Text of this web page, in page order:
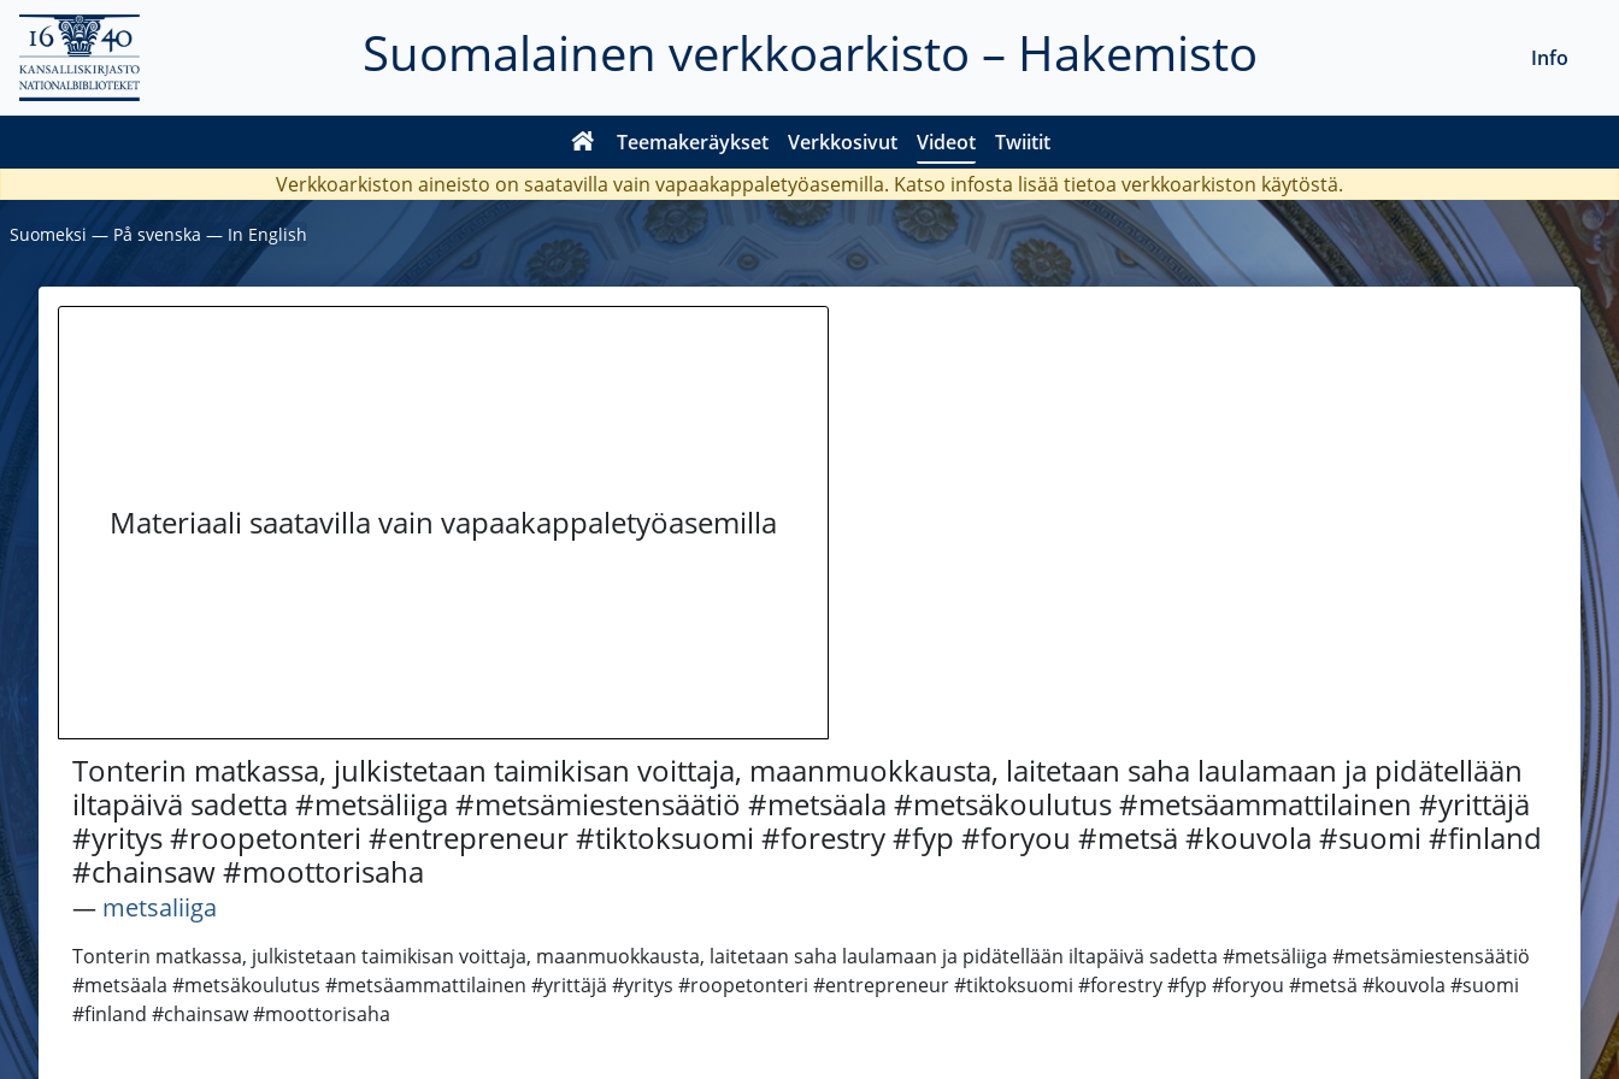
Suomalainen verkkoarkisto – Hakemisto
Teemakeräykset Verkkosivut Videot Twiitit
Info
Verkkoarkiston aineisto on saatavilla vain vapaakappaletyöasemilla. Katso infosta lisää tietoa verkkoarkiston käytöstä.
Suomeksi ― På svenska ― In English
Materiaali saatavilla vain vapaakappaletyöasemilla
Tonterin matkassa, julkistetaan taimikisan voittaja, maanmuokkausta, laitetaan saha laulamaan ja pidätellään
iltapäivä sadetta #metsäliiga #metsämiestensäätiö #metsäala #metsäkoulutus #metsäammattilainen #yrittäjä
#yritys #roopetonteri #entrepreneur #tiktoksuomi #forestry #fyp #foryou #metsä #kouvola #suomi #finland
#chainsaw #moottorisaha
― metsaliiga
Tonterin matkassa, julkistetaan taimikisan voittaja, maanmuokkausta, laitetaan saha laulamaan ja pidätellään iltapäivä sadetta #metsäliiga #metsämiestensäätiö
#metsäala #metsäkoulutus #metsäammattilainen #yrittäjä #yritys #roopetonteri #entrepreneur #tiktoksuomi #forestry #fyp #foryou #metsä #kouvola #suomi
#finland #chainsaw #moottorisaha